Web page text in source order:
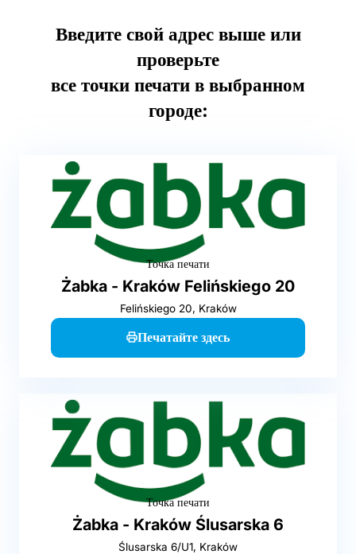
Введите свой адрес выше или
проверьте
все точки печати в выбранном
городе:
Точка печати
Żabka - Kraków Felińskiego 20
Felińskiego 20, Kraków
Печатайте здесь
Точка печати
Żabka - Kraków Ślusarska 6
Ślusarska 6/U1, Kraków